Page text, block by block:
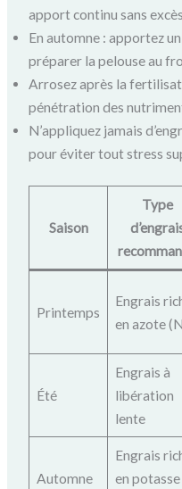
apport continu sans excès.
En automne : apportez
préparer la pelouse au
Arrosez après la
pénétration des
N’appliquez jamais
pour éviter tout stress
Saison
Type
Printemps
Engrais
en azote
Été
Engrais à
libération
lente
Automne
Engrais
en potasse